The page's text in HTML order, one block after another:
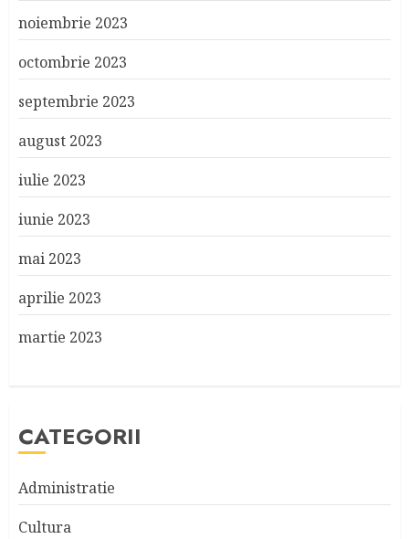
noiembrie 2023
octombrie 2023
septembrie 2023
august 2023
iulie 2023
iunie 2023
mai 2023
aprilie 2023
martie 2023
CATEGORII
Administratie
Cultura